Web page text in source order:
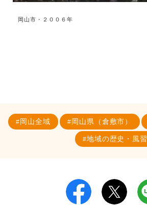
岡山市・２００６年
岡山全域 岡山県（倉敷市）
地域の歴史・風習